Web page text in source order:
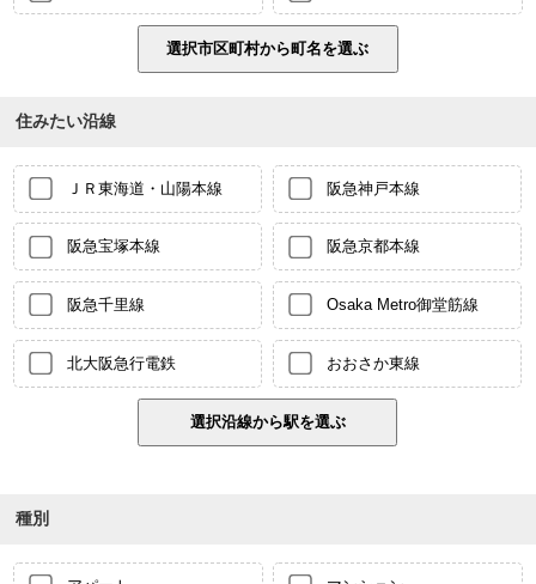
住みたい沿線
ＪＲ東海道・山陽本線 阪急神戸本線
阪急宝塚本線 阪急京都本線
阪急千里線 Osaka Metro御堂筋線
北大阪急行電鉄 おおさか東線
種別